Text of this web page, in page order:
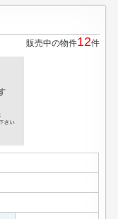
販売中の物件12件